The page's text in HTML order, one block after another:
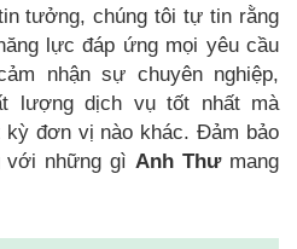
tưởng, chúng tôi tự tin rằng
lực đáp ứng mọi yêu cầu
nhận sự chuyên nghiệp,
lượng dịch vụ tốt nhất mà
đơn vị nào khác. Đảm bảo
với những gìAnh Thưmang